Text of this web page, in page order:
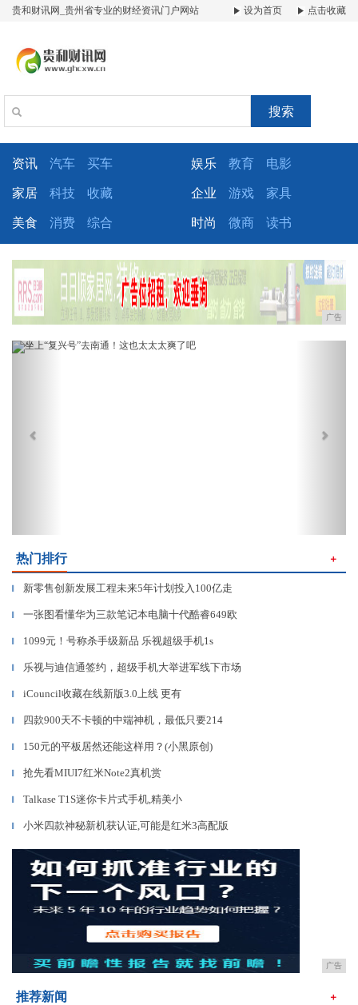
贵和财讯网_贵州省专业的财经资讯门户网站 设为首页 点击收藏
搜索
资讯 汽车 买车 娱乐 教育 电影
家居 科技 收藏 企业 游戏 家具
美食 消费 综合 时尚 微商 读书
广告
Previous
热门排行 ＋
▎ 新零售创新发展工程未来5年计划投入100亿走
▎ 一张图看懂华为三款笔记本电脑十代酷睿649欧
▎ 1099元！号称杀手级新品 乐视超级手机1s
▎ 乐视与迪信通签约，超级手机大举进军线下市场
▎ iCouncil收藏在线新版3.0上线 更有
▎ 四款900天不卡顿的中端神机，最低只要214
▎ 150元的平板居然还能这样用？(小黑原创)
▎ 抢先看MIUI7红米Note2真机赏
▎ Talkase T1S迷你卡片式手机,精美小
▎ 小米四款神秘新机获认证,可能是红米3高配版
广告
推荐新闻 ＋